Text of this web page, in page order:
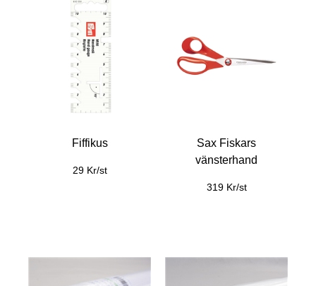
Fiffikus
29 Kr/st
Sax Fiskars
vänsterhand
319 Kr/st